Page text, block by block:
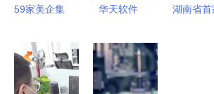
59家美企集
片紧急背后
中国半导体
华天软件
超亿元，工
业软件国产
湖南省首